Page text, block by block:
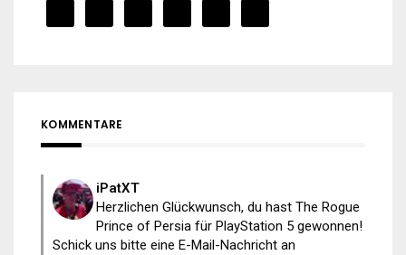
KOMMENTARE
iPatXT
Herzlichen Glückwunsch, du hast The Rogue
Prince of Persia für PlayStation 5 gewonnen!
Schick uns bitte eine E-Mail-Nachricht an